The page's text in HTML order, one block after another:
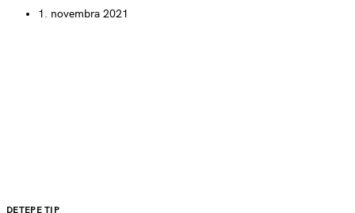
1. novembra 2021
DETEPE TIP